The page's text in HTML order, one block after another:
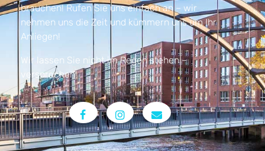
brauchen! Rufen Sie uns einfach an – wir
nehmen uns die Zeit und kümmern uns um Ihr
Anliegen!
Wir lassen Sie nicht im Regen stehen –
versprochen!